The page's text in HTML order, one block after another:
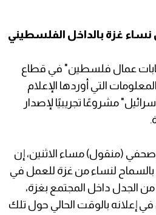
غزة بالداخل الفلسطيني
عمال فلسطين" في قطاع
التي أوردها الإعلام
مشروعًا تجريبيًا لإصدار
(منقول) مساء الاثنين، إن
بالسماح لنساء من غزة للعمل في
من الجدل داخل المجتمع بغزة،
إعلانه بالوقت الحالي حول تلك